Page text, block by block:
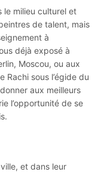
le milieu culturel et
de talent, mais
à
déjà exposé à
Moscou, ou aux
Rachi sous l’égide du
aux meilleurs
l’opportunité de se
et dans leur